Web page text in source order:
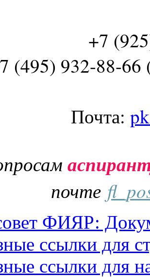
+7
(495) 932-88-66
Почта:
почте
ФИЯР:
ссылки для
ссылки для